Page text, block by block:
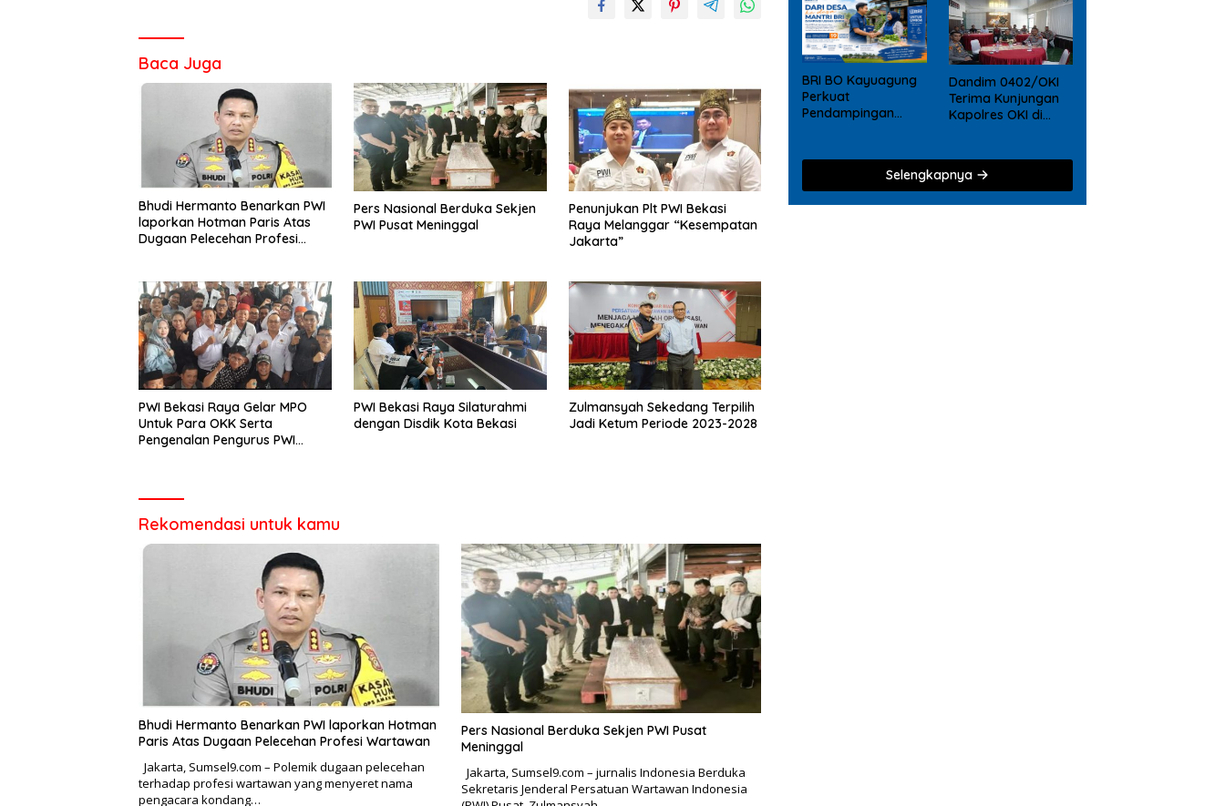
Baca Juga
Bhudi Hermanto Benarkan PWI
laporkan Hotman Paris Atas
Dugaan Pelecehan Profesi
Pers Nasional Berduka Sekjen
PWI Pusat Meninggal
Penunjukan Plt PWI Bekasi
Raya Melanggar “Kesempatan
Jakarta”
PWI Bekasi Raya Gelar MPO
Untuk Para OKK Serta
Pengenalan Pengurus PWI
PWI Bekasi Raya Silaturahmi
dengan Disdik Kota Bekasi
Zulmansyah Sekedang Terpilih
Jadi Ketum Periode 2023-2028
Rekomendasi untuk kamu
Bhudi Hermanto Benarkan PWI laporkan Hotman
Paris Atas Dugaan Pelecehan Profesi Wartawan
Jakarta, Sumsel9.com – Polemik dugaan pelecehan
terhadap profesi wartawan yang menyeret nama
pengacara kondang…
Pers Nasional Berduka Sekjen PWI Pusat
Meninggal
Jakarta, Sumsel9.com – jurnalis Indonesia Berduka
Sekretaris Jenderal Persatuan Wartawan Indonesia
BRI BO Kayuagung
Perkuat
Pendampingan
Dandim 0402/OKI
Terima Kunjungan
Kapolres OKI di
Selengkapnya